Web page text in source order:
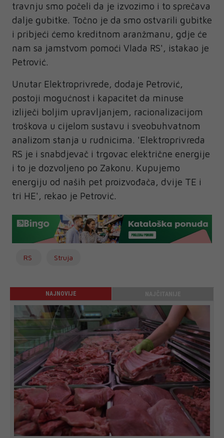
travnju smo počeli da je izvozimo i to sprečava
dalje gubitke. Točno je da smo ostvarili gubitke
i pribjeći ćemo kreditnom aranžmanu, gdje će
nam sa jamstvom pomoći Vlada RS', istakao je
Petrović.
Unutar Elektroprivrede, dodaje Petrović,
postoji mogućnost i kapacitet da minuse
izliječi boljim upravljanjem, racionalizacijom
troškova u cijelom sustavu i sveobuhvatnom
analizom stanja u rudnicima. 'Elektroprivreda
RS je i snabdjevač i trgovac električne energije
i to je dozvoljeno po Zakonu. Kupujemo
energiju od naših pet proizvođača, dvije TE i
tri HE', rekao je Petrović.
RS Struja
NAJNOVIJE